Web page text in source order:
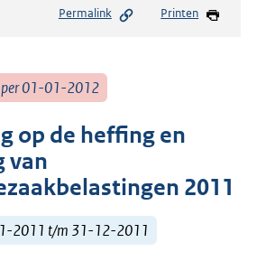
Permalink Printen
per 01-01-2012
op de heffing en
van
2011
2011 t/m 31-12-2011